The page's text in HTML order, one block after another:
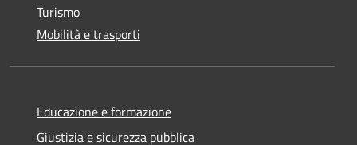
Turismo
Mobilità e trasporti
Educazione e formazione
Giustizia e sicurezza pubblica